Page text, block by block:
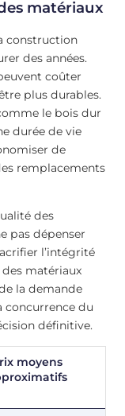
matériaux
construction
des années.
coûter
plus durables.
le bois dur
durée de vie
de
remplacements
des
pas dépenser
l’intégrité
matériaux
la demande
concurrence du
définitive.
moyens